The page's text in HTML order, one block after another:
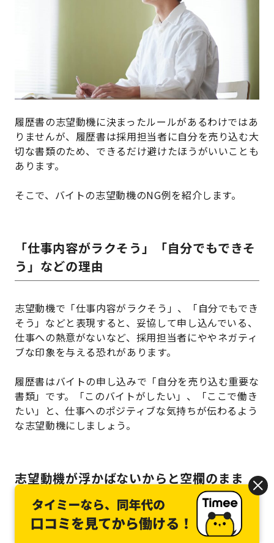
履歴書の志望動機に決まったルールがあるわけではあ
りませんが、履歴書は採用担当者に自分を売り込む大
切な書類のため、できるだけ避けたほうがいいことも
あります。
そこで、バイトの志望動機のNG例を紹介します。
「仕事内容がラクそう」「自分でもできそ
う」などの理由
志望動機で「仕事内容がラクそう」、「自分でもでき
そう」などと表現すると、妥協して申し込んでいる、
仕事への熱意がないなど、採用担当者にややネガティ
ブな印象を与える恐れがあります。
履歴書はバイトの申し込みで「自分を売り込む重要な
書類」です。「このバイトがしたい」、「ここで働き
たい」と、仕事へのポジティブな気持ちが伝わるよう
な志望動機にしましょう。
志望動機が浮かばないからと空欄のまま
何を書けばいいかわからないからと、履歴書の志望動
機を空欄のままにしておくのはおすすめできません。